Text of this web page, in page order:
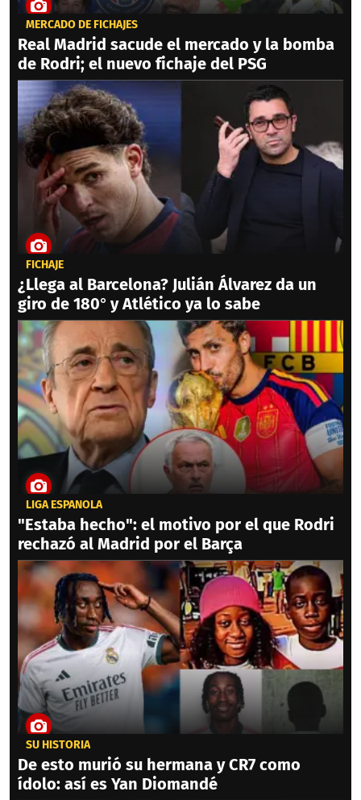
MERCADO DE FICHAJES
Real Madrid sacude el mercado y la bomba
de Rodri; el nuevo fichaje del PSG
FICHAJE
¿Llega al Barcelona? Julián Álvarez da un
giro de 180° y Atlético ya lo sabe
LIGA ESPAÑOLA
"Estaba hecho": el motivo por el que Rodri
rechazó al Madrid por el Barça
SU HISTORIA
De esto murió su hermana y CR7 como
ídolo: así es Yan Diomandé